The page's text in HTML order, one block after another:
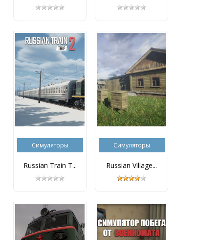
Симуляторы
Russian Train T...
Симуляторы
Russian Village...